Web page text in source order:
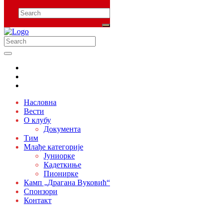
Насловна
Вести
О клубу
Документа
Тим
Млађе категорије
Јуниорке
Кадеткиње
Пионирке
Камп „Драгана Вуковић“
Спонзори
Контакт